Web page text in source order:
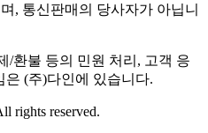
, 통신판매의 당사자가 아닙니
/환불 등의 민원 처리, 고객 응
(주)다인에 있습니다.
rights reserved.